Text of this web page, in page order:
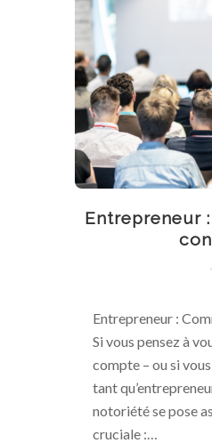
Entrepreneur
Entrepreneur :
Si vous pensez à
compte – ou si
tant
notoriété se pose
cruciale :…